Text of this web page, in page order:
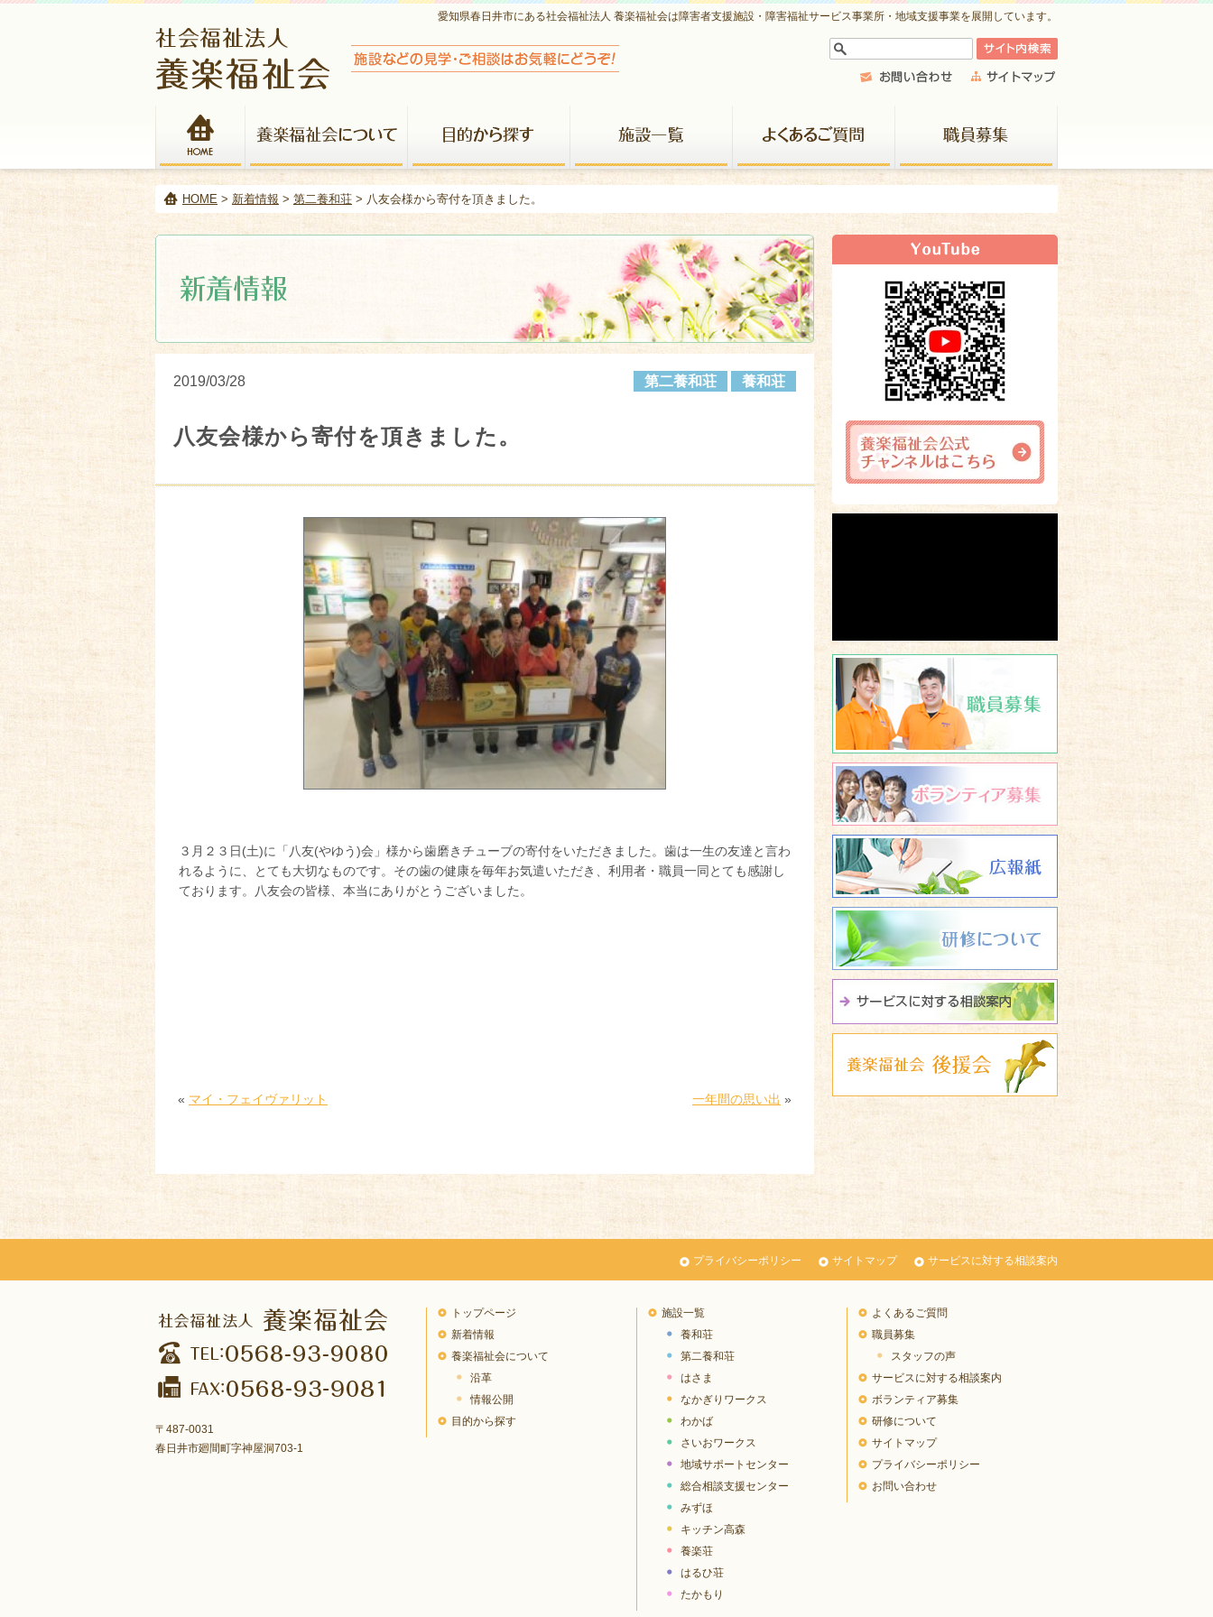
愛知県春日井市にある社会福祉法人 養楽福祉会は障害者支援施設・障害福祉サービス事業所・地域支援事業を展開しています。
HOME > 新着情報 > 第二養和荘 > 八友会様から寄付を頂きました。
新着情報
2019/03/28 第二養和荘 養和荘
八友会様から寄付を頂きました。
３月２３日(土)に「八友(やゆう)会」様から歯磨きチューブの寄付をいただきました。歯は一生の友達と言わ
れるように、とても大切なものです。その歯の健康を毎年お気遣いただき、利用者・職員一同とても感謝し
ております。八友会の皆様、本当にありがとうございました。
« マイ・フェイヴァリット 一年間の思い出 »
ボランティア募集
サービスに関する相談
養楽福祉会 後援会
プライバシーポリシー サイトマップ サービスに対する相談案内
〒487-0031
春日井市廻間町字神屋洞703-1
トップページ
新着情報
養楽福祉会について
沿革
情報公開
目的から探す
施設一覧
養和荘
第二養和荘
はさま
なかぎりワークス
わかば
さいおワークス
地域サポートセンター
総合相談支援センター
みずほ
キッチン高森
養楽荘
はるひ荘
たかもり
よくあるご質問
職員募集
スタッフの声
サービスに対する相談案内
ボランティア募集
研修について
サイトマップ
プライバシーポリシー
お問い合わせ